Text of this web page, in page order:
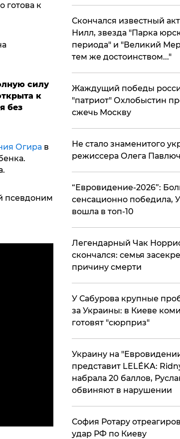
готова к
силу
к
без
Огирав
псевдоним
Скончался известный
Нилл, звезда "Парка
периода" и "Великий
тем же достоинством..."
Жаждущий победы
"патриот" Охлобыстин
сжечь Москву
Не стало знаменитого
режиссера Олега
​“Евровидение-2026”:
сенсационно победила,
вошла в топ-10
​Легендарный Чак
скончался: семья
причину смерти
У Сабурова крупные
за Украины: в Киеве
готовят "сюрприз"
Украину на
представит LELÉKA:
набрала 20 баллов,
обвиняют в нарушении
София Ротару
удар РФ по Киеву